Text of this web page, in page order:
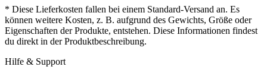
* Diese Lieferkosten fallen bei einem Standard-Versand an. Es
können weitere Kosten, z. B. aufgrund des Gewichts, Größe oder
Eigenschaften der Produkte, entstehen. Diese Informationen findest
du direkt in der Produktbeschreibung.
Hilfe & Support